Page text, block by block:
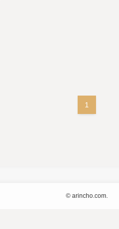
1
© arincho.com.